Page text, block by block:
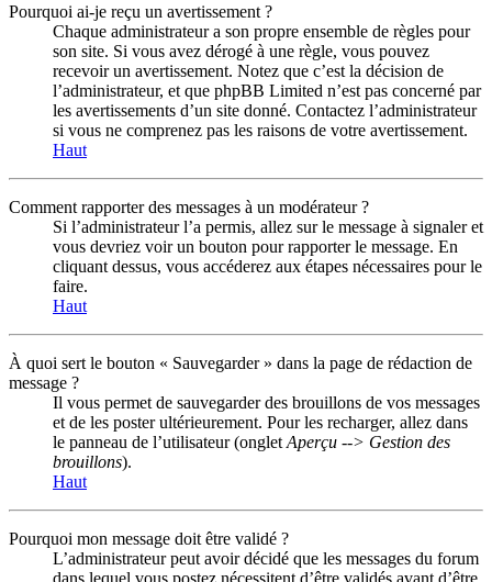
Pourquoi ai-je reçu un avertissement ?
Chaque administrateur a son propre ensemble de règles pour
son site. Si vous avez dérogé à une règle, vous pouvez
recevoir un avertissement. Notez que c’est la décision de
l’administrateur, et que phpBB Limited n’est pas concerné par
les avertissements d’un site donné. Contactez l’administrateur
si vous ne comprenez pas les raisons de votre avertissement.
Haut
Comment rapporter des messages à un modérateur ?
Si l’administrateur l’a permis, allez sur le message à signaler et
vous devriez voir un bouton pour rapporter le message. En
cliquant dessus, vous accéderez aux étapes nécessaires pour le
faire.
Haut
À quoi sert le bouton « Sauvegarder » dans la page de rédaction de
message ?
Il vous permet de sauvegarder des brouillons de vos messages
et de les poster ultérieurement. Pour les recharger, allez dans
le panneau de l’utilisateur (onglet Aperçu --> Gestion des
brouillons).
Haut
Pourquoi mon message doit être validé ?
L’administrateur peut avoir décidé que les messages du forum